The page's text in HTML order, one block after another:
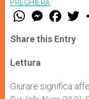
PREGHIERA
W
t
s
p
p
M
e
s
e
F
a
e
b
w
Share this Entry
Lettura
Giurare significa